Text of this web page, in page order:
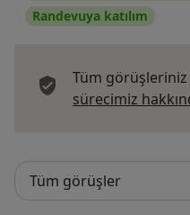
Randevuya katılım
Tüm
sürecimiz